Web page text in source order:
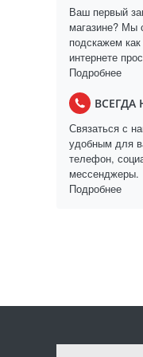
Ваш первый
магазине? Мы
подскажем
интернете
Подробнее
ВСЕГДА
Связаться с
удобным для
телефон,
мессенджеры.
Подробнее